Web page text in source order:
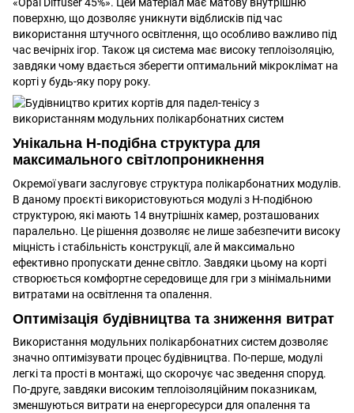
поверхню, що дозволяє уникнути відблисків під час
використання штучного освітлення, що особливо важливо під
час вечірніх ігор. Також ця система має високу теплоізоляцію,
завдяки чому вдається зберегти оптимальний мікроклімат на
корті у будь-яку пору року.
Унікальна Н-подібна структура для
максимального світлопроникнення
Окремої уваги заслуговує структура полікарбонатних модулів.
В даному проєкті використовуються модулі з Н-подібною
структурою, які мають 14 внутрішніх камер, розташованих
паралельно. Це рішення дозволяє не лише забезпечити високу
міцність і стабільність конструкції, але й максимально
ефективно пропускати денне світло. Завдяки цьому на корті
створюється комфортне середовище для гри з мінімальними
витратами на освітлення та опалення.
Оптимізація будівництва та зниження витрат
Використання модульних полікарбонатних систем дозволяє
значно оптимізувати процес будівництва. По-перше, модулі
легкі та прості в монтажі, що скорочує час зведення споруд.
По-друге, завдяки високим теплоізоляційним показникам,
зменшуються витрати на енергоресурси для опалення та